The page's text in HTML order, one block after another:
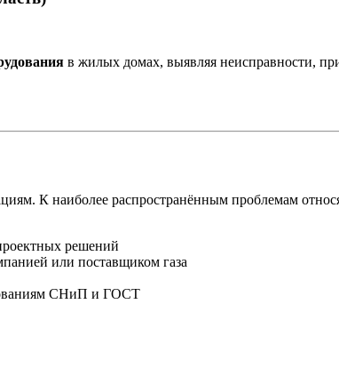
в жилых домах, выявляя неисправности,
К наиболее распространённым проблемам
решений
или поставщиком газа
СНиП и ГОСТ